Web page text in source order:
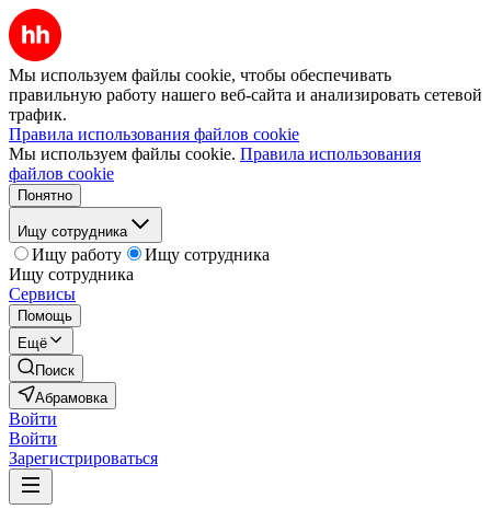
Мы используем файлы cookie, чтобы обеспечивать
правильную работу нашего веб-сайта и анализировать сетевой
трафик.
Правила использования файлов cookie
Мы используем файлы cookie. Правила использования
файлов cookie
Понятно
Ищу сотрудника
Ищу работу
Ищу сотрудника
Ищу сотрудника
Сервисы
Помощь
Ещё
Поиск
Абрамовка
Войти
Войти
Зарегистрироваться